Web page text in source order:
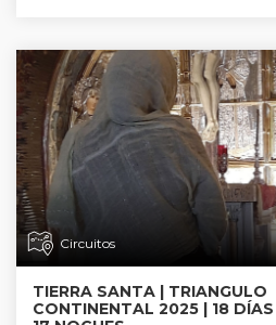
Circuitos
TIERRA SANTA | TRIANGULO
CONTINENTAL 2025 | 18 DÍAS